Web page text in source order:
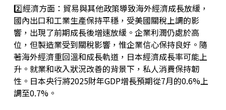
2️⃣經濟方面：貿易與其他政策導致海外經濟成長放緩，
國內出口和工業生產保持平穩，受美國關稅上調的影
響，出現了前期成長後增速放緩。企業利潤仍處於高
位，但製造業受到關稅影響，惟企業信心保持良好。隨
著海外經濟重回溫和成長軌道，日本經濟成長率可能上
升。就業和收入狀況改善的背景下，私人消費保持韌
性。日本央行將2025財年GDP增長預期從7月的0.6%上
調至0.7%。